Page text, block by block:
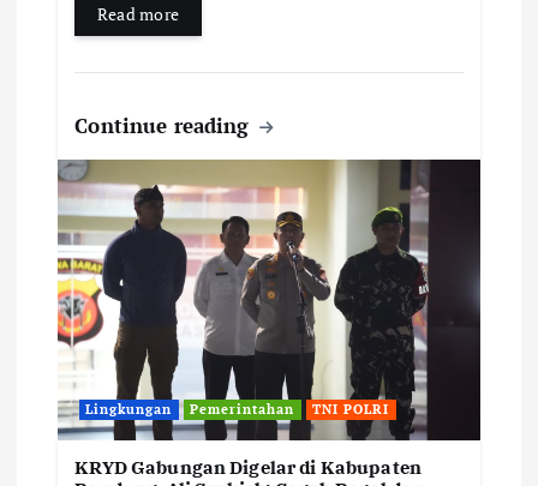
Read more
Continue reading
Lingkungan Pemerintahan TNI POLRI
KRYD Gabungan Digelar di Kabupaten